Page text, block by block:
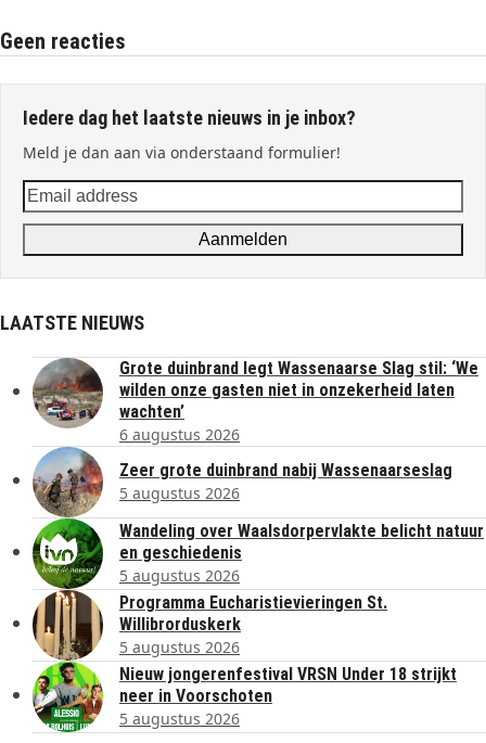
Geen reacties
Iedere dag het laatste nieuws in je inbox?
Meld je dan aan via onderstaand formulier!
Email
address
Aanmelden
LAATSTE NIEUWS
Grote duinbrand legt Wassenaarse Slag stil: ‘We
wilden onze gasten niet in onzekerheid laten
wachten’
6 augustus 2026
Zeer grote duinbrand nabij Wassenaarseslag
5 augustus 2026
Wandeling over Waalsdorpervlakte belicht natuur
en geschiedenis
5 augustus 2026
Programma Eucharistievieringen St.
Willibrorduskerk
5 augustus 2026
Nieuw jongerenfestival VRSN Under 18 strijkt
neer in Voorschoten
5 augustus 2026